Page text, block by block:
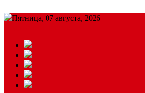
Пятница, 07 августа, 2026